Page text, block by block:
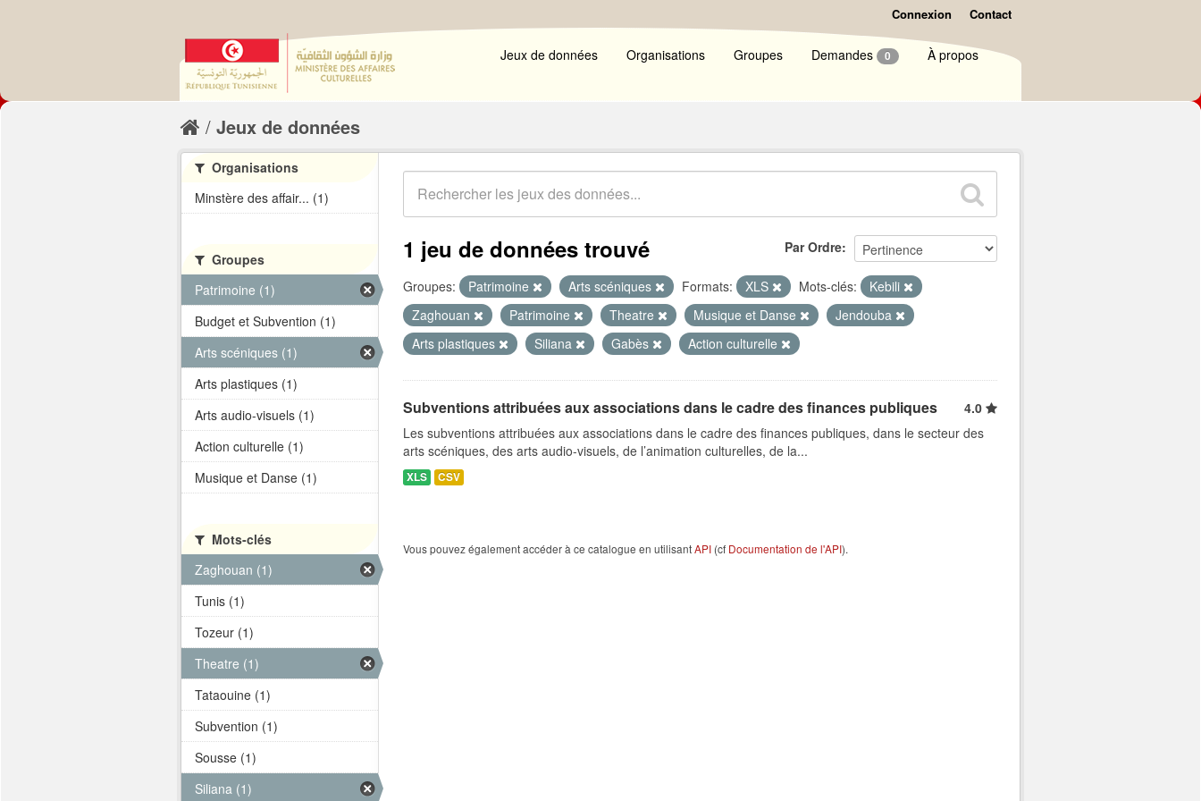
Connexion Contact
Jeux de données Organisations Groupes Demandes 0 À propos
Jeux de données
Par Ordre
1 jeu de données trouvé
Groupes: Patrimoine Arts scéniques Formats: XLS Mots-clés:
Kebili
Zaghouan
Patrimoine Theatre Musique et Danse
Jendouba
Arts plastiques
Siliana Gabès Action culturelle
Subventions attribuées aux associations dans le cadre des finances publiques
4.0
Les subventions attribuées aux associations dans le cadre des finances publiques, dans le secteur des
arts scéniques, des arts audio-visuels, de l’animation culturelles, de la...
XLS CSV
Vous pouvez également accéder à ce catalogue en utilisantAPI (cf Documentation de l'API).
Organisations
Minstère des affair... (1)
Groupes
Patrimoine (1)
Budget et Subvention (1)
Arts scéniques (1)
Arts plastiques (1)
Arts audio-visuels (1)
Action culturelle (1)
Musique et Danse (1)
Mots-clés
Zaghouan (1)
Tunis (1)
Tozeur (1)
Theatre (1)
Tataouine (1)
Subvention (1)
Sousse (1)
Siliana (1)